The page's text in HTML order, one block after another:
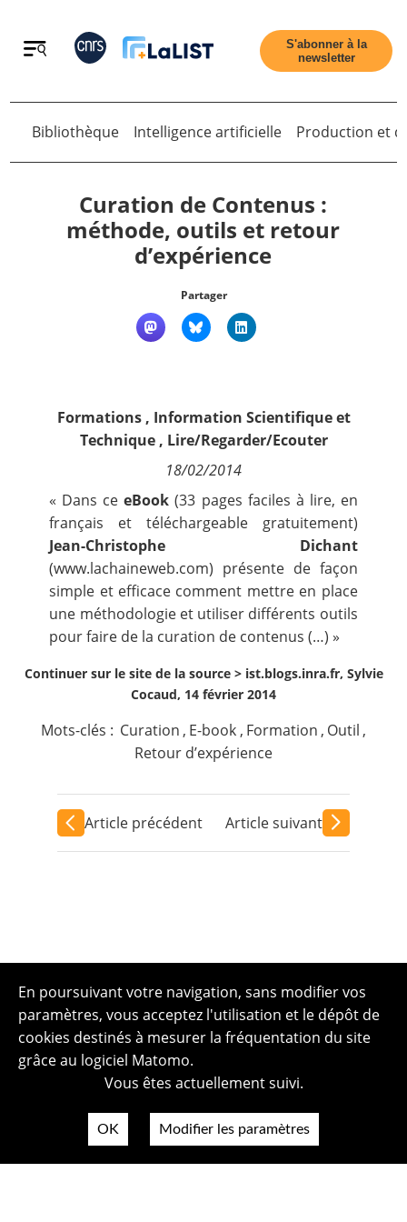
Retour
Contact
S'abonner à la
newsletter
Bibliothèque Intelligence artificielle Production et
Curation de Contenus :
méthode, outils et retour
d’expérience
Partager
Formations, Information Scientifique et
Technique, Lire/Regarder/Ecouter
18/02/2014
« Dans ceeBook (33 pages faciles à lire, en
français et téléchargeable gratuitement)
Jean-Christophe Dichant
(www.lachaineweb.com) présente de façon
simple et efficace comment mettre en place
une méthodologie et utiliser différents outils
pour faire de la curation de contenus (…) »
Continuer sur le site de la source > ist.blogs.inra.fr, Sylvie
Cocaud, 14 février 2014
Mots-clés : Curation , E-book , Formation , Outil ,
Retour d’expérience
Article précédent Article suivant
En poursuivant votre navigation, sans modifier vos
paramètres, vous acceptez l'utilisation et le dépôt de
cookies destinés à mesurer la fréquentation du site
grâce au logiciel Matomo.
Vous êtes actuellement suivi.
OK Modifier les paramètres